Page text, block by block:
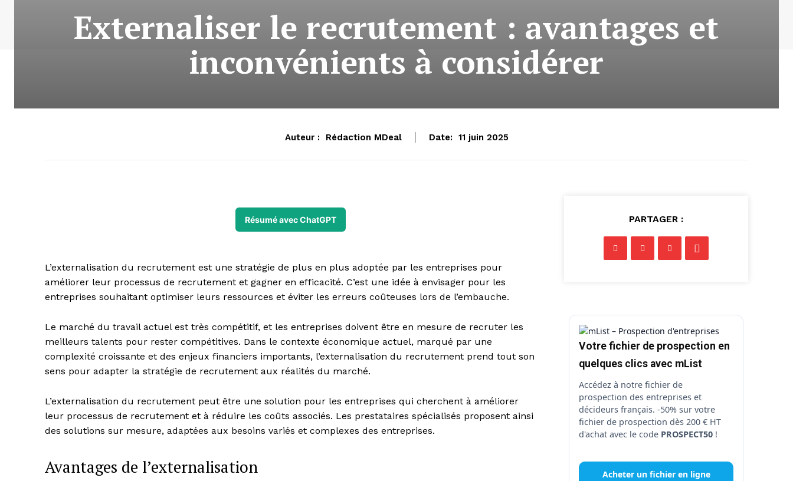
Externaliser le recrutement : avantages et
inconvénients à considérer
Auteur : Rédaction MDeal Date: 11 juin 2025
Résumé avec ChatGPT
L’externalisation du recrutement est une stratégie de plus en plus adoptée par les entreprises pour
améliorer leur processus de recrutement et gagner en efficacité. C’est une idée à envisager pour les
entreprises souhaitant optimiser leurs ressources et éviter les erreurs coûteuses lors de l’embauche.
Le marché du travail actuel est très compétitif, et les entreprises doivent être en mesure de recruter les
meilleurs talents pour rester compétitives. Dans le contexte économique actuel, marqué par une
complexité croissante et des enjeux financiers importants, l’externalisation du recrutement prend tout son
sens pour adapter la stratégie de recrutement aux réalités du marché.
L’externalisation du recrutement peut être une solution pour les entreprises qui cherchent à améliorer
leur processus de recrutement et à réduire les coûts associés. Les prestataires spécialisés proposent ainsi
des solutions sur mesure, adaptées aux besoins variés et complexes des entreprises.
Avantages de l’externalisation
PARTAGER :
Votre fichier de prospection en
quelques clics avec mList
Accédez à notre fichier de
prospection des entreprises et
décideurs français. -50% sur votre
fichier de prospection dès 200 € HT
d'achat avec le code PROSPECT50 !
Acheter un fichier en ligne